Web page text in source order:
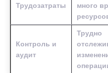
Трудозатраты
много
Контроль и
аудит
Трудно